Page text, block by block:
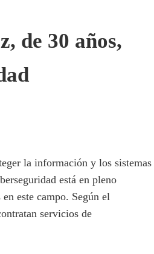
de 30 años,
la información y los sistemas
está en pleno
este campo. Según el
servicios de